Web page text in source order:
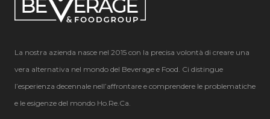
La nostra azienda nasce nel 2015 con la precisa volontà di creare una
vera alternativa nel mondo del Beverage e Food. Ci distingue
l’esperienza decennale nell’affrontare e comprendere le problematiche
e le esigenze del mondo Ho.Re.Ca.